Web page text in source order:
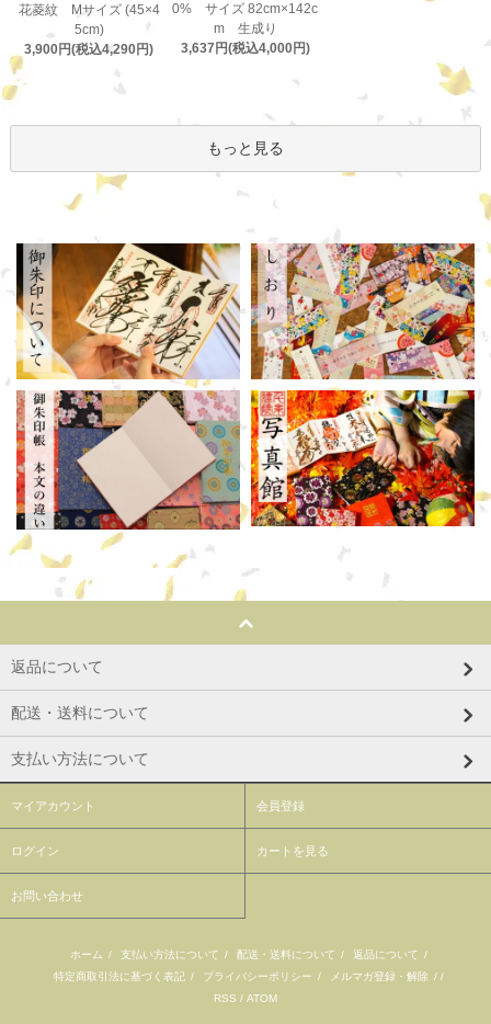
花菱紋 Mサイズ (45×4
5cm)
3,900円(税込4,290円)
0% サイズ 82cm×142c
m 生成り
3,637円(税込4,000円)
もっと見る
返品について
配送・送料について
支払い方法について
マイアカウント 会員登録
ログイン カートを見る
お問い合わせ
ホーム / 支払い方法について / 配送・送料について / 返品について /
特定商取引法に基づく表記 / プライバシーポリシー / メルマガ登録・解除 / /
RSS / ATOM